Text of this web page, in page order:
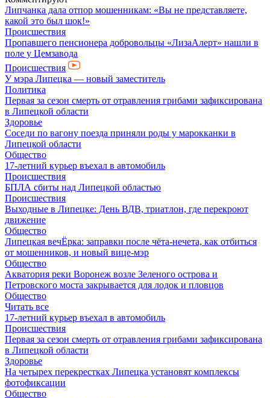
Липчанка дала отпор мошенникам: «Вы не представляете,
какой это был шок!»
Происшествия
Пропавшего пенсионера добровольцы «ЛизаАлерт» нашли в
поле у Цемзавода
Происшествия
У мэра Липецка — новый заместитель
Политика
Первая за сезон смерть от отравления грибами зафиксирована
в Липецкой области
Здоровье
Соседи по вагону поезда приняли роды у марокканки в
Липецкой области
Общество
17-летний курьер въехал в автомобиль
Происшествия
БПЛА сбиты над Липецкой областью
Происшествия
Выходные в Липецке: День ВДВ, триатлон, где перекроют
движение
Общество
Липецкая вечЁрка: заправки после чёта-нечета, как отбиться
от мошенников, и новый вице-мэр
Общество
Акватория реки Воронеж возле Зеленого острова и
Петровского моста закрывается для лодок и пловцов
Общество
Читать все
17-летний курьер въехал в автомобиль
Происшествия
Первая за сезон смерть от отравления грибами зафиксирована
в Липецкой области
Здоровье
На четырех перекрестках Липецка установят комплексы
фотофиксации
Общество